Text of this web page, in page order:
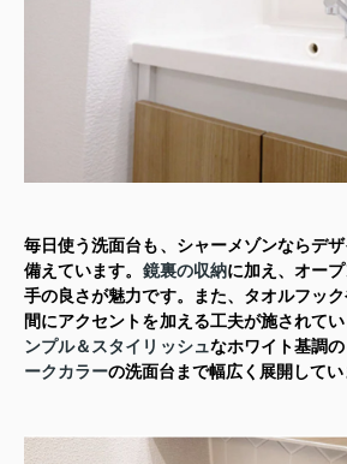
毎日使う洗面台も、シャーメゾンならデ
備えています。 鏡裏の収納に加え、オー
手の良さが魅力です。また、タオルフッ
間にアクセントを加える工夫が施されてい
ンプル＆スタイリッシュなホワイト基調の
ークカラーの洗面台まで幅広く展開してい